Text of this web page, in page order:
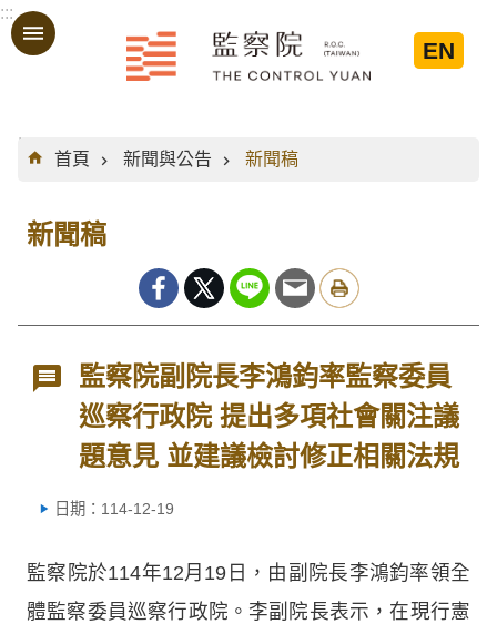
跳到主要內容區塊
:::
EN
:::
首頁
新聞與公告 新聞稿
新聞稿
監察院副院長李鴻鈞率監察委員
巡察行政院 提出多項社會關注議
題意見 並建議檢討修正相關法規
日期：114-12-19
監察院於114年12月19日，由副院長李鴻鈞率領全
體監察委員巡察行政院。李副院長表示，在現行憲